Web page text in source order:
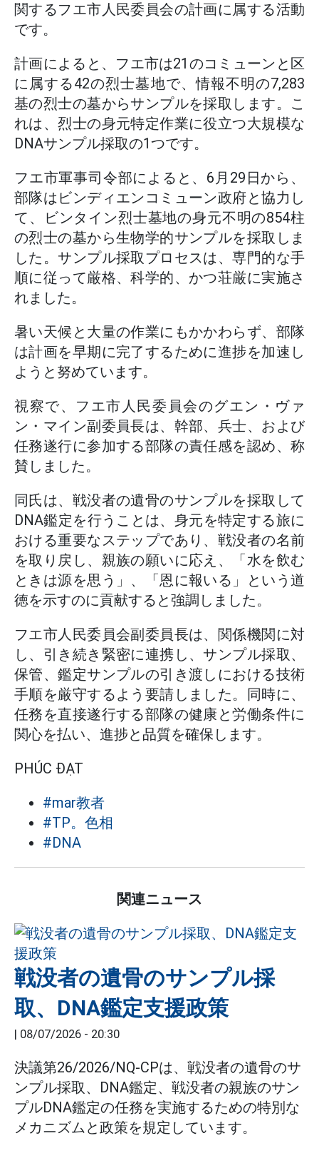
関するフエ市人民委員会の計画に属する活動
です。
計画によると、フエ市は21のコミューンと区
に属する42の烈士墓地で、情報不明の7,283
基の烈士の墓からサンプルを採取します。こ
れは、烈士の身元特定作業に役立つ大規模な
DNAサンプル採取の1つです。
フエ市軍事司令部によると、6月29日から、
部隊はビンディエンコミューン政府と協力し
て、ビンタイン烈士墓地の身元不明の854柱
の烈士の墓から生物学的サンプルを採取しま
した。サンプル採取プロセスは、専門的な手
順に従って厳格、科学的、かつ荘厳に実施さ
れました。
暑い天候と大量の作業にもかかわらず、部隊
は計画を早期に完了するために進捗を加速し
ようと努めています。
視察で、フエ市人民委員会のグエン・ヴァ
ン・マイン副委員長は、幹部、兵士、および
任務遂行に参加する部隊の責任感を認め、称
賛しました。
同氏は、戦没者の遺骨のサンプルを採取して
DNA鑑定を行うことは、身元を特定する旅に
おける重要なステップであり、戦没者の名前
を取り戻し、親族の願いに応え、「水を飲む
ときは源を思う」、「恩に報いる」という道
徳を示すのに貢献すると強調しました。
フエ市人民委員会副委員長は、関係機関に対
し、引き続き緊密に連携し、サンプル採取、
保管、鑑定サンプルの引き渡しにおける技術
手順を厳守するよう要請しました。同時に、
任務を直接遂行する部隊の健康と労働条件に
関心を払い、進捗と品質を確保します。
PHÚC ĐẠT
#mar教者
#TP。色相
#DNA
関連ニュース
戦没者の遺骨のサンプル採
取、DNA鑑定支援政策
| 08/07/2026 - 20:30
決議第26/2026/NQ-CPは、戦没者の遺骨のサ
ンプル採取、DNA鑑定、戦没者の親族のサン
プルDNA鑑定の任務を実施するための特別な
メカニズムと政策を規定しています。